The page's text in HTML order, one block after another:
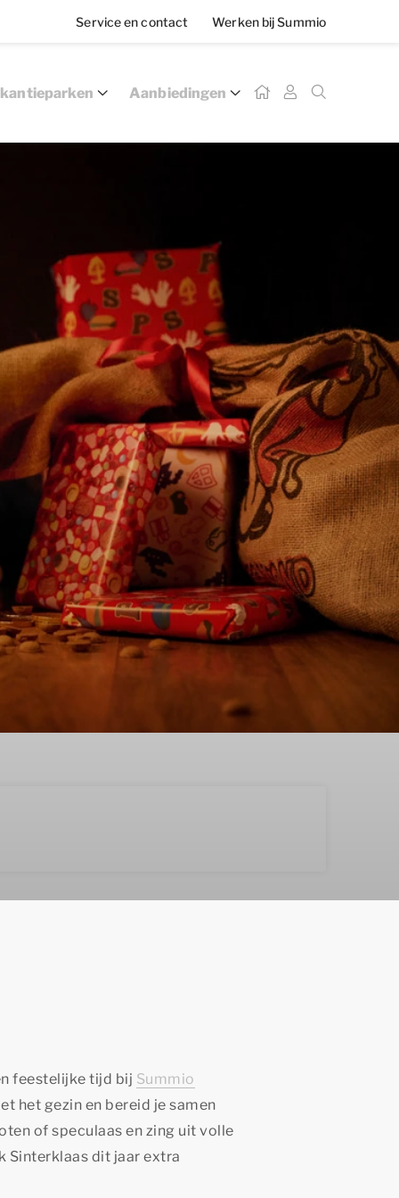
Service en contact Werken bij Summio
Aanbiedingen
feestelijke tijd bij Summio
het gezin en bereid je samen
of speculaas en zing uit volle
Sinterklaas dit jaar extra